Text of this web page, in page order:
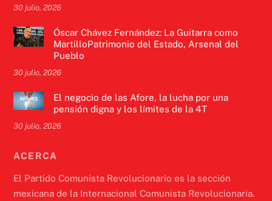
30 julio, 2026
Óscar Chávez Fernández: La Guitarra como
MartilloPatrimonio del Estado, Arsenal del
Pueblo
30 julio, 2026
El negocio de las Afore, la lucha por una
pensión digna y los límites de la 4T
30 julio, 2026
ACERCA
El Partido Comunista Revolucionario es la sección
mexicana de la Internacional Comunista Revolucionaria.